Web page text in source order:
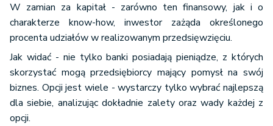
W zamian za kapitał - zarówno ten finansowy, jak i o
charakterze know-how, inwestor zażąda określonego
procenta udziałów w realizowanym przedsięwzięciu.
Jak widać - nie tylko banki posiadają pieniądze, z których
skorzystać mogą przedsiębiorcy mający pomysł na swój
biznes. Opcji jest wiele - wystarczy tylko wybrać najlepszą
dla siebie, analizując dokładnie zalety oraz wady każdej z
opcji.